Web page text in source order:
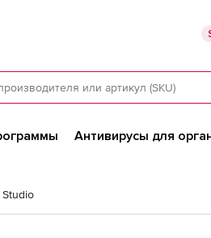
Антивирусы для
Studio